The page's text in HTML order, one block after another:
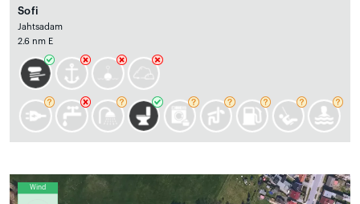
Sofi
Jahtsadam
2.6 nm E
Wind